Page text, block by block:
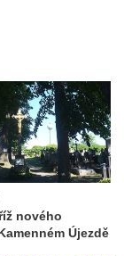
nového
Újezdě